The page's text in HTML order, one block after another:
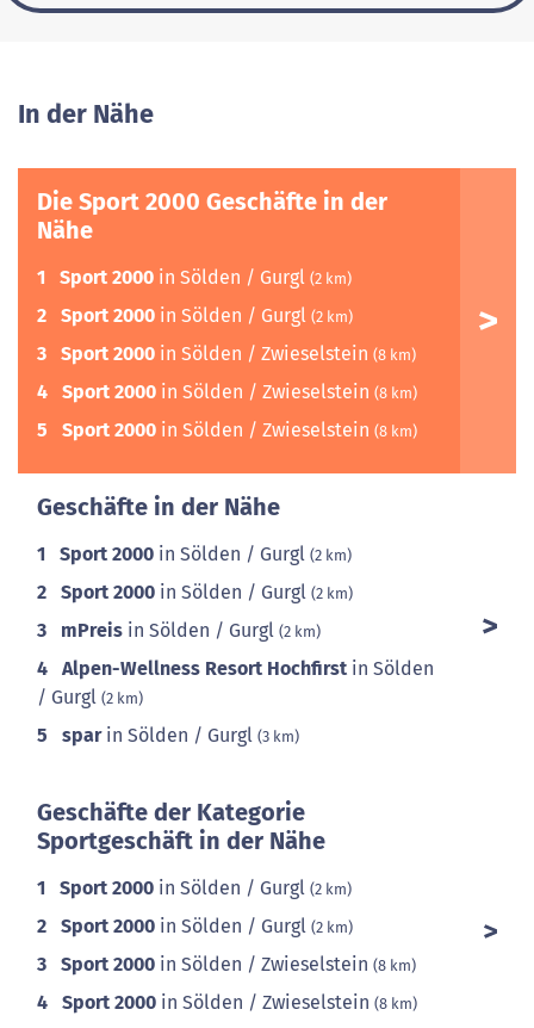
In der Nähe
Die Sport 2000 Geschäfte in der
Nähe
1 Sport 2000 in Sölden / Gurgl (2 km)
2 Sport 2000 in Sölden / Gurgl (2 km)
3 Sport 2000 in Sölden / Zwieselstein (8 km)
4 Sport 2000 in Sölden / Zwieselstein (8 km)
5 Sport 2000 in Sölden / Zwieselstein (8 km)
Geschäfte in der Nähe
1 Sport 2000 in Sölden / Gurgl (2 km)
2 Sport 2000 in Sölden / Gurgl (2 km)
3 mPreis in Sölden / Gurgl (2 km)
4 Alpen-Wellness Resort Hochfirst in Sölden
/ Gurgl (2 km)
5 sparin Sölden / Gurgl (3 km)
Geschäfte der Kategorie
Sportgeschäft in der Nähe
1 Sport 2000 in Sölden / Gurgl (2 km)
2 Sport 2000 in Sölden / Gurgl (2 km)
3 Sport 2000 in Sölden / Zwieselstein (8 km)
4 Sport 2000 in Sölden / Zwieselstein (8 km)